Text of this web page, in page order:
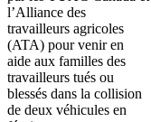
l’Alliance des
travailleurs agricoles
(ATA) pour venir en
aide aux familles des
travailleurs tués ou
blessés dans la collision
de deux véhicules en